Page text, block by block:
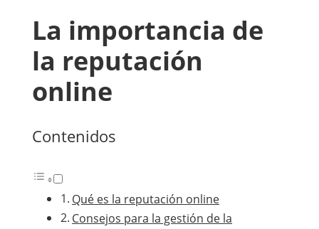
La importancia de
la reputación
online
Contenidos
Qué es la reputación online
Consejos para la gestión de la